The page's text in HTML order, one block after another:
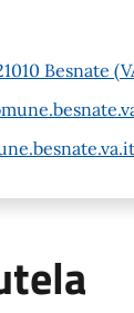
Besnate